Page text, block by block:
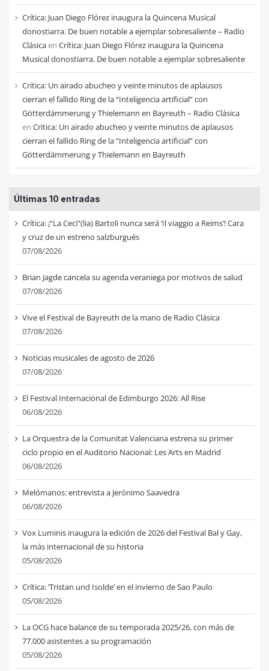
Crítica: Juan Diego Flórez inaugura la Quincena Musical
donostiarra. De buen notable a ejemplar sobresaliente – Radio
Clásicaen Crítica: Juan Diego Flórez inaugura la Quincena
Musical donostiarra. De buen notable a ejemplar sobresaliente
Critica: Un airado abucheo y veinte minutos de aplausos
cierran el fallido Ring de la “Inteligencia artificial” con
Götterdämmerung y Thielemann en Bayreuth – Radio Clásica
en Critica: Un airado abucheo y veinte minutos de aplausos
cierran el fallido Ring de la “Inteligencia artificial” con
Götterdämmerung y Thielemann en Bayreuth
Últimas 10 entradas
Crítica: ¡“La Ceci”(lia) Bartoli nunca será ‘Il viaggio a Reims’! Cara
y cruz de un estreno salzburgués
07/08/2026
Brian Jagde cancela su agenda veraniega por motivos de salud
07/08/2026
Vive el Festival de Bayreuth de la mano de Radio Clásica
07/08/2026
Noticias musicales de agosto de 2026
07/08/2026
El Festival Internacional de Edimburgo 2026: All Rise
06/08/2026
La Orquestra de la Comunitat Valenciana estrena su primer
ciclo propio en el Auditorio Nacional: Les Arts en Madrid
06/08/2026
Melómanos: entrevista a Jerónimo Saavedra
06/08/2026
Vox Luminis inaugura la edición de 2026 del Festival Bal y Gay,
la más internacional de su historia
05/08/2026
Crítica: ‘Tristan und Isolde’ en el invierno de Sao Paulo
05/08/2026
La OCG hace balance de su temporada 2025/26, con más de
77.000 asistentes a su programación
05/08/2026